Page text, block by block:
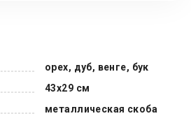
орех, дуб, венге, бук
43х29 см
металлическая скоба